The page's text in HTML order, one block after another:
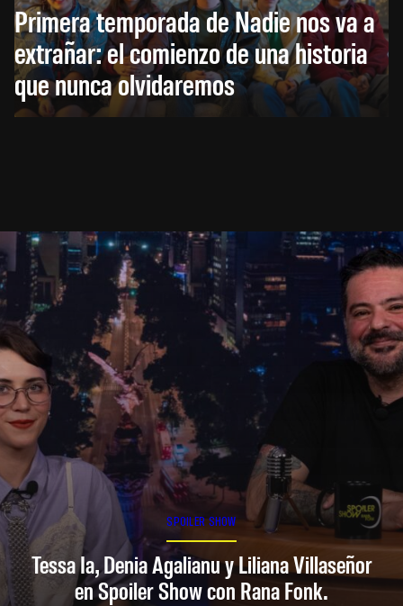
Primera temporada de Nadie nos va a
extrañar: el comienzo de una historia
que nunca olvidaremos
SPOILER SHOW
Tessa Ia, Denia Agalianu y Liliana Villaseñor
en Spoiler Show con Rana Fonk.